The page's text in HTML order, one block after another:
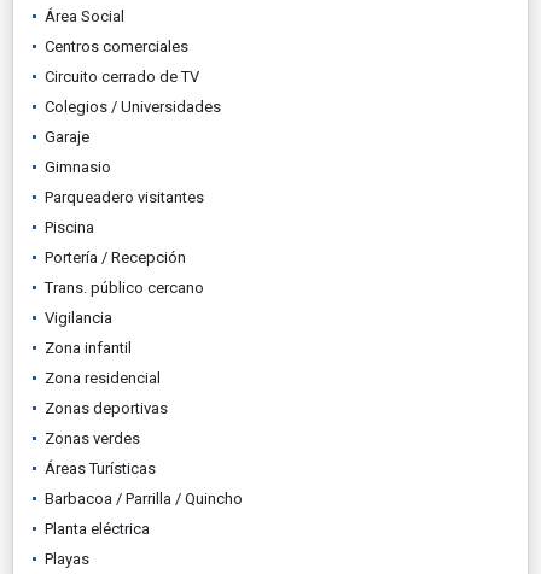
Área Social
Centros comerciales
Circuito cerrado de TV
Colegios / Universidades
Garaje
Gimnasio
Parqueadero visitantes
Piscina
Portería / Recepción
Trans. público cercano
Vigilancia
Zona infantil
Zona residencial
Zonas deportivas
Zonas verdes
Áreas Turísticas
Barbacoa / Parrilla / Quincho
Planta eléctrica
Playas